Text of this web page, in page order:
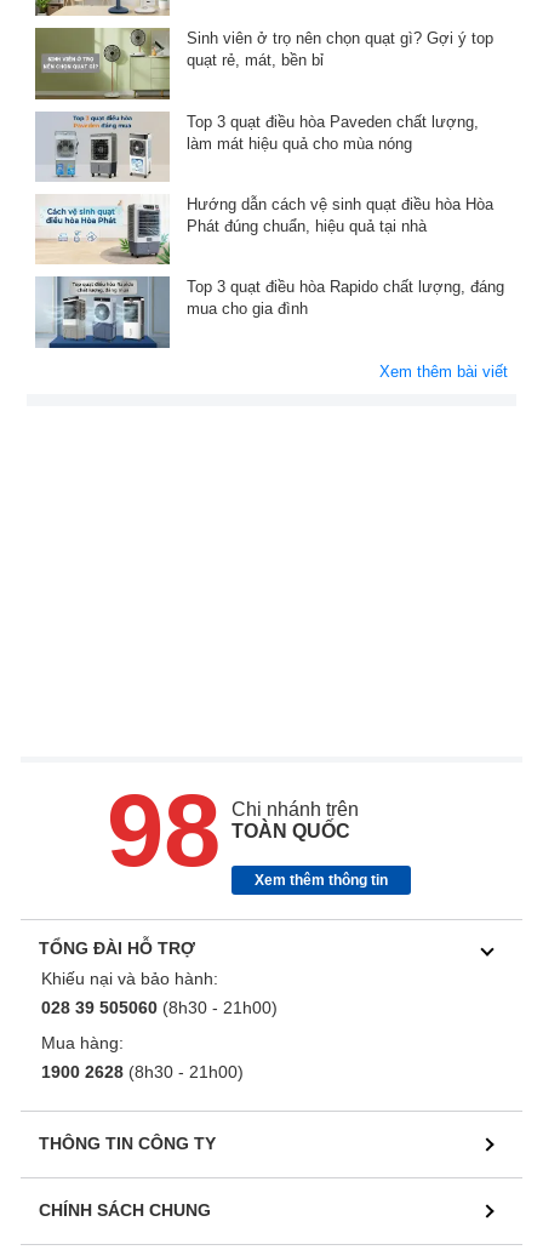
Sinh viên ở trọ nên chọn quạt gì? Gợi ý top
quạt rẻ, mát, bền bỉ
Top 3 quạt điều hòa Paveden chất lượng,
làm mát hiệu quả cho mùa nóng
Hướng dẫn cách vệ sinh quạt điều hòa Hòa
Phát đúng chuẩn, hiệu quả tại nhà
Top 3 quạt điều hòa Rapido chất lượng, đáng
mua cho gia đình
Xem thêm bài viết
98
Chi nhánh trên
TOÀN QUỐC
Xem thêm thông tin
TỔNG ĐÀI HỖ TRỢ
Khiếu nại và bảo hành:
028 39 505060 (8h30 - 21h00)
Mua hàng:
1900 2628 (8h30 - 21h00)
THÔNG TIN CÔNG TY
CHÍNH SÁCH CHUNG